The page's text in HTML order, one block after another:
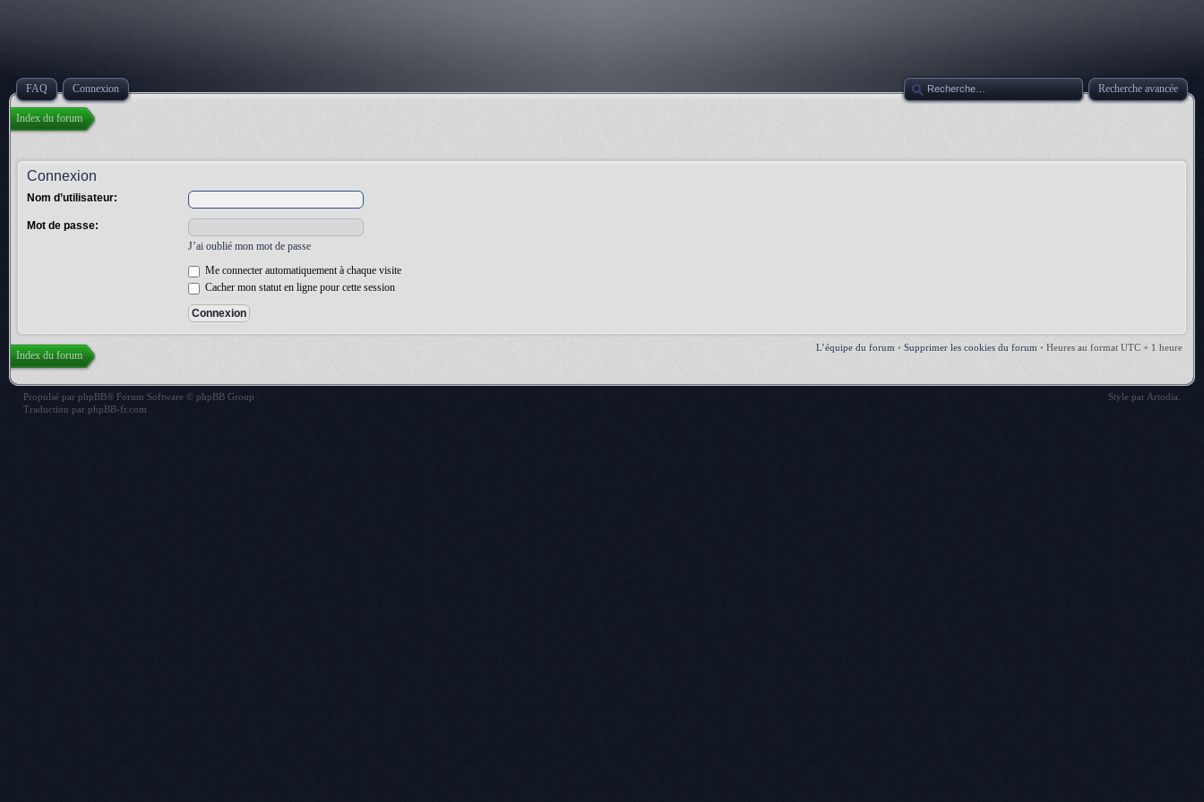
FAQ Connexion Recherche avancée
Index du forum
Connexion
Nom d’utilisateur:
Mot de passe:
J’ai oublié mon mot de passe
Me connecter automatiquement à chaque visite
Cacher mon statut en ligne pour cette session
L’équipe du forum • Supprimer les cookies du forum • Heures au format UTC + 1 heure
Index du forum
Propulsé par phpBB® Forum Software © phpBB Group
Traduction par phpBB-fr.com
Style par Artodia